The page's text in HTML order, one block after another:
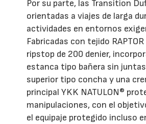
Por su parte, las Transition
orientadas a viajes de larga
actividades en entornos
Fabricadas con tejido
ripstop de 200 denier,
estanca tipo bañera sin
superior tipo concha y una
principal YKK NATULON®
manipulaciones, con el
el equipaje protegido incluso